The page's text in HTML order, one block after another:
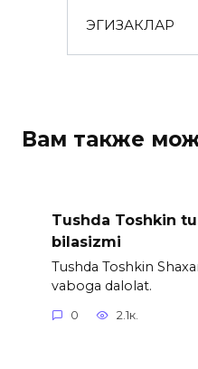
ЭГИЗАКЛАР
Вам также
Tushda Toshkin
bilasizmi
Tushda Toshkin
vaboga dalolat.
0 2.1к.